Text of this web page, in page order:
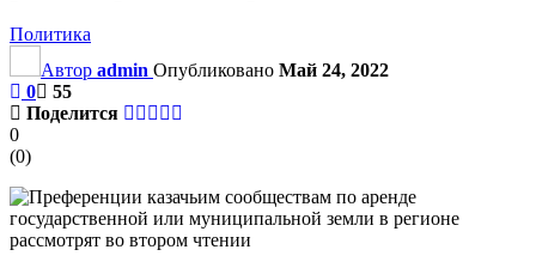
Политика
Автор admin Опубликовано Май 24, 2022
0
55
Поделится
0
(0)